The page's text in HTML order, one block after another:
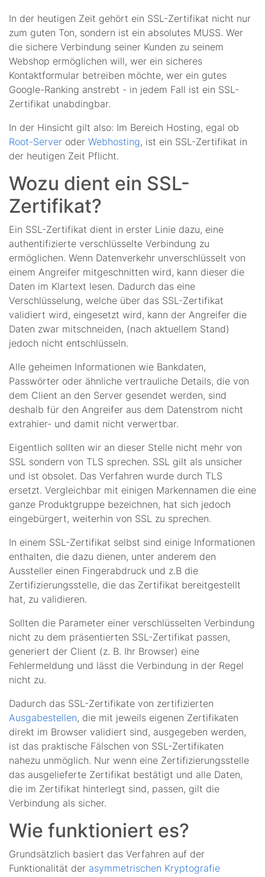
In der heutigen Zeit gehört ein SSL-Zertifikat nicht nur
zum guten Ton, sondern ist ein absolutes MUSS. Wer
die sichere Verbindung seiner Kunden zu seinem
Webshop ermöglichen will, wer ein sicheres
Kontaktformular betreiben möchte, wer ein gutes
Google-Ranking anstrebt - in jedem Fall ist ein SSL-
Zertifikat unabdingbar.
In der Hinsicht gilt also: Im Bereich Hosting, egal ob
Root-Server oder Webhosting, ist ein SSL-Zertifikat in
der heutigen Zeit Pflicht.
Wozu dient ein SSL-
Zertifikat?
Ein SSL-Zertifikat dient in erster Linie dazu, eine
authentifizierte verschlüsselte Verbindung zu
ermöglichen. Wenn Datenverkehr unverschlüsselt von
einem Angreifer mitgeschnitten wird, kann dieser die
Daten im Klartext lesen. Dadurch das eine
Verschlüsselung, welche über das SSL-Zertifikat
validiert wird, eingesetzt wird, kann der Angreifer die
Daten zwar mitschneiden, (nach aktuellem Stand)
jedoch nicht entschlüsseln.
Alle geheimen Informationen wie Bankdaten,
Passwörter oder ähnliche vertrauliche Details, die von
dem Client an den Server gesendet werden, sind
deshalb für den Angreifer aus dem Datenstrom nicht
extrahier- und damit nicht verwertbar.
Eigentlich sollten wir an dieser Stelle nicht mehr von
SSL sondern von TLS sprechen. SSL gilt als unsicher
und ist obsolet. Das Verfahren wurde durch TLS
ersetzt. Vergleichbar mit einigen Markennamen die eine
ganze Produktgruppe bezeichnen, hat sich jedoch
eingebürgert, weiterhin von SSL zu sprechen.
In einem SSL-Zertifikat selbst sind einige Informationen
enthalten, die dazu dienen, unter anderem den
Aussteller einen Fingerabdruck und z.B die
Zertifizierungsstelle, die das Zertifikat bereitgestellt
hat, zu validieren.
Sollten die Parameter einer verschlüsselten Verbindung
nicht zu dem präsentierten SSL-Zertifikat passen,
generiert der Client (z. B. Ihr Browser) eine
Fehlermeldung und lässt die Verbindung in der Regel
nicht zu.
Dadurch das SSL-Zertifikate von zertifizierten
Ausgabestellen, die mit jeweils eigenen Zertifikaten
direkt im Browser validiert sind, ausgegeben werden,
ist das praktische Fälschen von SSL-Zertifikaten
nahezu unmöglich. Nur wenn eine Zertifizierungsstelle
das ausgelieferte Zertifikat bestätigt und alle Daten,
die im Zertifikat hinterlegt sind, passen, gilt die
Verbindung als sicher.
Wie funktioniert es?
Grundsätzlich basiert das Verfahren auf der
Funktionalität der asymmetrischen Kryptografie